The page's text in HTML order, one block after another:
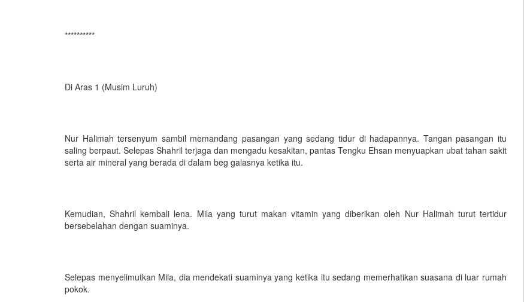
**********
Di Aras 1 (Musim Luruh)
Nur Halimah tersenyum sambil memandang pasangan yang sedang tidur di hadapannya. Tangan pasangan itu
saling berpaut. Selepas Shahril terjaga dan mengadu kesakitan, pantas Tengku Ehsan menyuapkan ubat tahan sakit
serta air mineral yang berada di dalam beg galasnya ketika itu.
Kemudian, Shahril kembali lena. Mila yang turut makan vitamin yang diberikan oleh Nur Halimah turut tertidur
bersebelahan dengan suaminya.
Selepas menyelimutkan Mila, dia mendekati suaminya yang ketika itu sedang memerhatikan suasana di luar rumah
pokok.